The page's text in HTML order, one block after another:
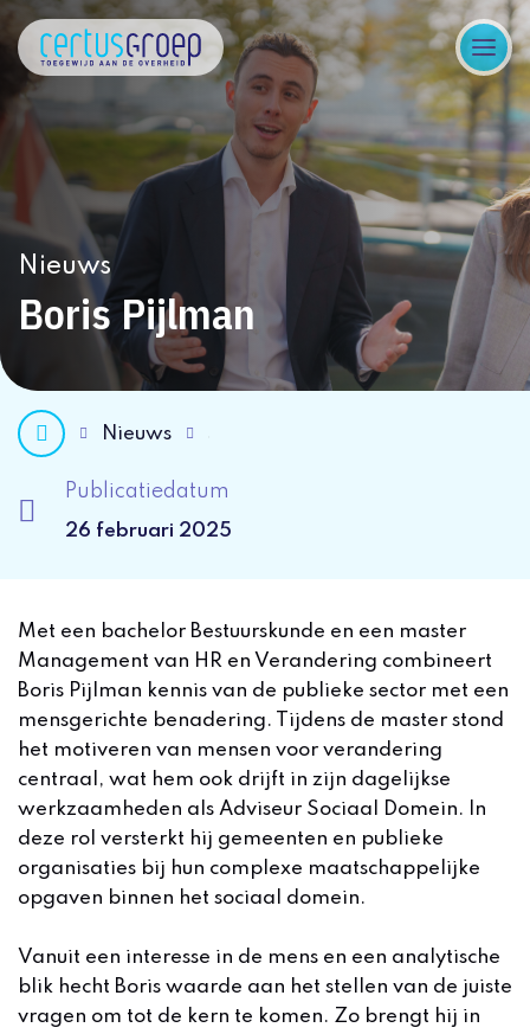
Nieuws
Boris Pijlman
Nieuws
Publicatiedatum
26 februari 2025
Met een bachelor Bestuurskunde en een master
Management van HR en Verandering combineert
Boris Pijlman kennis van de publieke sector met een
mensgerichte benadering. Tijdens de master stond
het motiveren van mensen voor verandering
centraal, wat hem ook drijft in zijn dagelijkse
werkzaamheden als Adviseur Sociaal Domein. In
deze rol versterkt hij gemeenten en publieke
organisaties bij hun complexe maatschappelijke
opgaven binnen het sociaal domein.
Vanuit een interesse in de mens en een analytische
blik hecht Boris waarde aan het stellen van de juiste
vragen om tot de kern te komen. Zo brengt hij in